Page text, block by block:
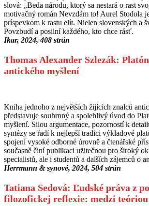
slová: „Beda národu, ktorý sa nestará o rast
motivačný román Nevzdám to! Aurel Stodola
príspevkom k rastu elít. Nielen slovenských a
Povzbudí a posilní každého, kto chce rásť.
Ikar, 2024, 408 strán
Thomas Alexander Szlezák:
antického myšlení
Kniha jednoho z největších žijících znalců
představuje souhrnný a spolehlivý úvod do
myšlení. Silou argumentace, pozorností k
syntézy se řadí k nejlepší tradici výkladové
spojení vysoké odborné úrovně a čtenářské
současně činí publikaci užitečnou pro široký
specialistů, ale i studentů a dalších zájemců o
Herrmann & synové, 2024, 504 strán
Tatiana Sedová: Ľudské práva z
filozofickej reflexie: medzi teóriou